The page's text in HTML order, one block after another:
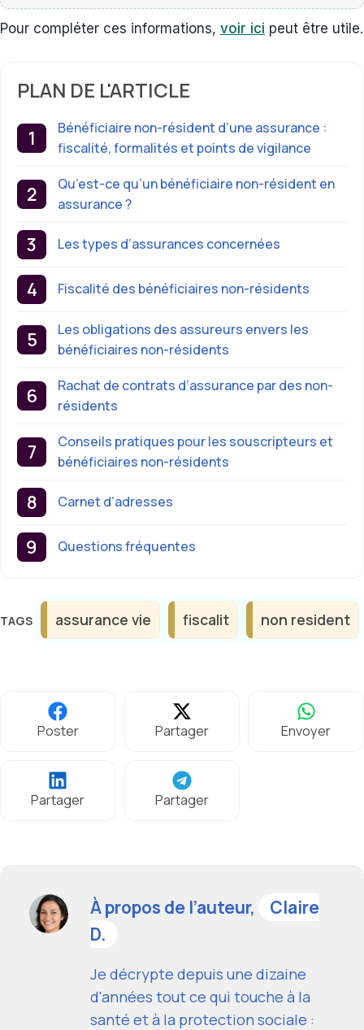
Pour compléter ces informations, voir ici peut être utile.
PLAN DE L'ARTICLE
Bénéficiaire non-résident d’une assurance :
fiscalité, formalités et points de vigilance
Qu’est-ce qu’un bénéficiaire non-résident en
assurance ?
Les types d’assurances concernées
Fiscalité des bénéficiaires non-résidents
Les obligations des assureurs envers les
bénéficiaires non-résidents
Rachat de contrats d’assurance par des non-
résidents
Conseils pratiques pour les souscripteurs et
bénéficiaires non-résidents
Carnet d’adresses
Questions fréquentes
Étiquettes
assurance vie fiscalit non resident
Poster Partager Envoyer
Partager Partager
À propos de l’auteur,
Claire
D.
Je décrypte depuis une dizaine
d'années tout ce qui touche à la
santé et à la protection sociale :